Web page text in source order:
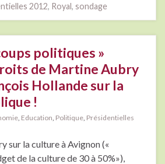
2012, Royal, sondage
politiques »
de Martine Aubry
Hollande sur la
!
Education Politique Présidentielles
sur la culture à Avignon («
de la culture de 30 à 50%»),